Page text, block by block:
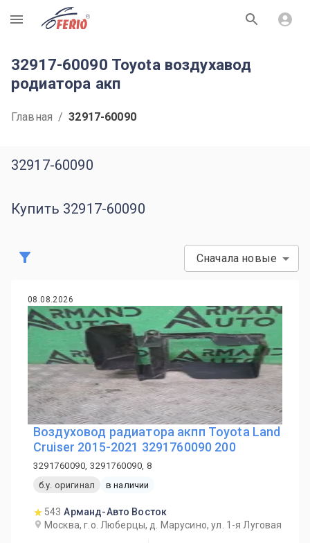
R
32917-60090 Toyota воздухавод
родиатора акп
Главная / 32917-60090
32917-60090
Купить 32917-60090
Сначала новые
08.08.2026
Воздуховод радиатора акпп Toyota Land
Cruiser 2015-2021 3291760090 200
3291760090, 3291760090, 8
б.у. оригинал
в наличии
543 Арманд-Авто Восток
Москва, г.о. Люберцы, д. Марусино, ул. 1-я Луговая